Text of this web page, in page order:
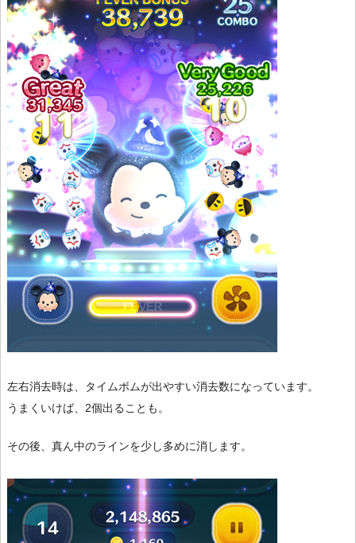
左右消去時は、タイムボムが出やすい消去数になっています。
うまくいけば、2個出ることも。
その後、真ん中のラインを少し多めに消します。